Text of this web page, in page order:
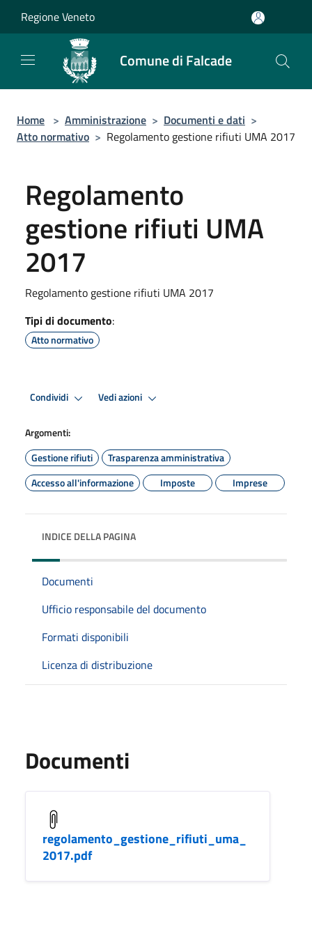
Regione Veneto
Comune di Falcade
Home > Amministrazione > Documenti e dati >
Atto normativo > Regolamento gestione rifiuti UMA 2017
Regolamento
gestione rifiuti UMA
2017
Regolamento gestione rifiuti UMA 2017
Tipi di documento:
Atto normativo
Condividi Vedi azioni
Argomenti:
Gestione rifiuti
Trasparenza amministrativa
Accesso all'informazione
Imposte Imprese
INDICE DELLA PAGINA
Documenti
Ufficio responsabile del documento
Formati disponibili
Licenza di distribuzione
Documenti
regolamento_gestione_rifiuti_uma_
2017.pdf